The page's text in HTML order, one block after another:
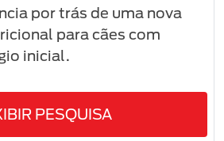
por trás de uma nova
para cães com
inicial.
PESQUISA